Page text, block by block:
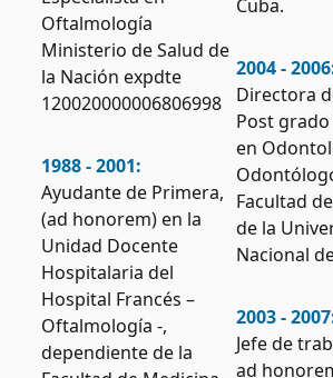
Oftalmología
Ministerio de Salud de
la Nación expdte
120020000006806998
1988 - 2001:
Ayudante de Primera,
(ad honorem) en la
Unidad Docente
Hospitalaria del
Hospital Francés –
Oftalmología -,
dependiente de la
Cuba.
2004 -
Directora
Post
en
Facultad
de la
Nacional
2003 -
Jefe de
ad